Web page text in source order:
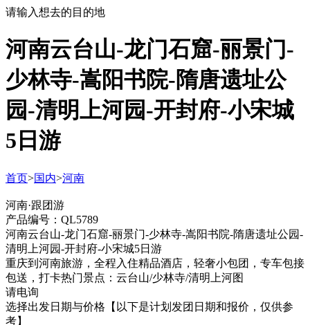
请输入想去的目的地
河南云台山-龙门石窟-丽景门-
少林寺-嵩阳书院-隋唐遗址公
园-清明上河园-开封府-小宋城
5日游
首页>国内>河南
河南·跟团游
产品编号：QL5789
河南云台山-龙门石窟-丽景门-少林寺-嵩阳书院-隋唐遗址公园-
清明上河园-开封府-小宋城5日游
重庆到河南旅游，全程入住精品酒店，轻奢小包团，专车包接
包送，打卡热门景点：云台山/少林寺/清明上河图
请电询
选择出发日期与价格 【以下是计划发团日期和报价，仅供参
考】